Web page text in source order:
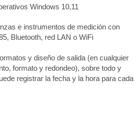
Windows 10,11
e instrumentos de medición con
Bluetooth, red LAN o WiFi
y diseño de salida (en cualquier
formato y redondeo), sobre todo y
registrar la fecha y la hora para cada